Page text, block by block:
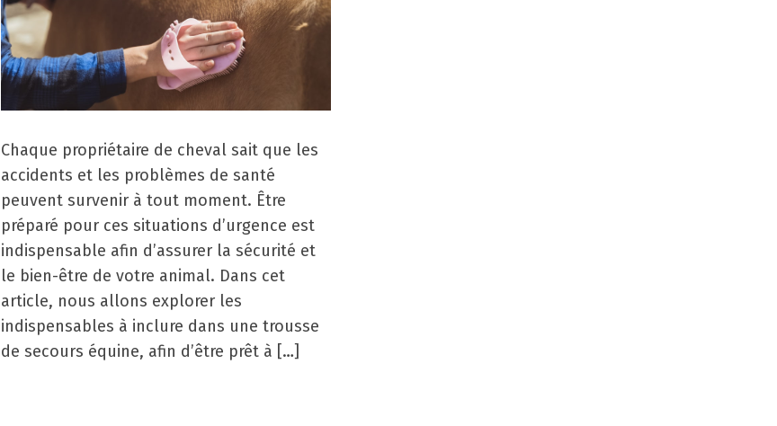
Chaque propriétaire de cheval sait que les
accidents et les problèmes de santé
peuvent survenir à tout moment. Être
préparé pour ces situations d’urgence est
indispensable afin d’assurer la sécurité et
le bien-être de votre animal. Dans cet
article, nous allons explorer les
indispensables à inclure dans une trousse
de secours équine, afin d’être prêt à […]